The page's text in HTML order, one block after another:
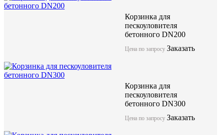
Корзинка для
пескоуловителя
бетонного DN200
Цена по запросуЗаказать
Корзинка для
пескоуловителя
бетонного DN300
Цена по запросуЗаказать